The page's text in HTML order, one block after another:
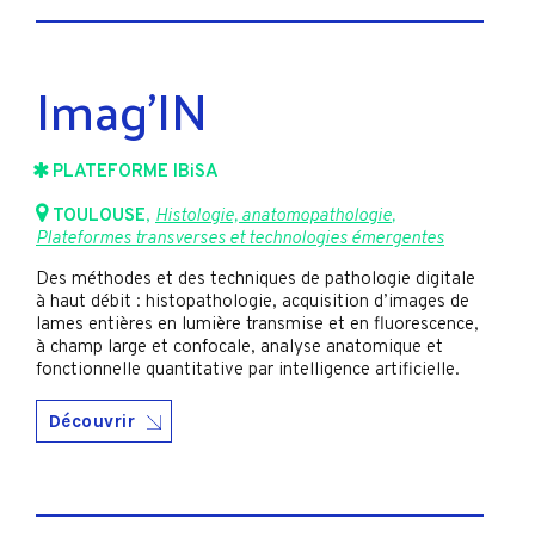
Imag’IN
PLATEFORME IBiSA
TOULOUSE, Histologie, anatomopathologie,
Plateformes transverses et technologies émergentes
Des méthodes et des techniques de pathologie digitale
à haut débit : histopathologie, acquisition d’images de
lames entières en lumière transmise et en fluorescence,
à champ large et confocale, analyse anatomique et
fonctionnelle quantitative par intelligence artificielle.
Découvrir